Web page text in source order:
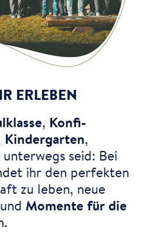
ERLEBEN
, Konfi-
Kindergarten,
unterwegs seid: Bei
ihr den perfekten
zu leben, neue
Momente für die